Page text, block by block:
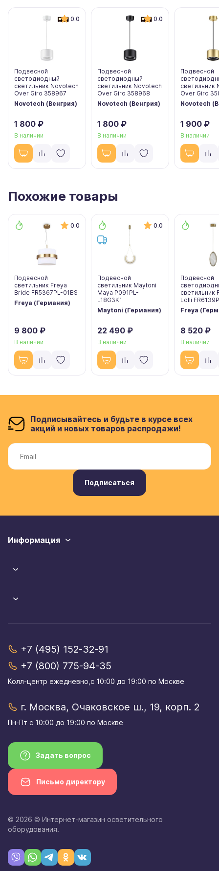
0.0
Подвесной
светодиодный
светильник Novotech
Over Giro 358967
Novotech (Венгрия)
1 800 ₽
В наличии
0.0
Подвесной
светодиодный
светильник Novotech
Over Giro 358968
Novotech (Венгрия)
1 800 ₽
В наличии
Подвесной
светильник
Over Giro
Novotech
1 900 ₽
В наличии
Похожие товары
0.0
Подвесной
светильник Freya
Bride FR5367PL-01BS
Freya (Германия)
9 800 ₽
В наличии
0.0
Подвесной
светильник Maytoni
Maya P091PL-
L18G3K1
Maytoni (Германия)
22 490 ₽
В наличии
Подвесной
светильник
Lolli
Freya
8 520 ₽
В наличии
Подписывайтесь и будьте в курсе всех
акций и новых товаров распродажи!
Подписаться
Информация
+7 (495) 152-32-91
+7 (800) 775-94-35
Колл-центр eжедневно,с 10:00 до 19:00 по Москве
г. Москва, Очаковское ш., 19, корп. 2
Пн-Пт с 10:00 до 19:00 по Москве
Задать вопрос
Письмо директору
© 2026 © Интернет-магазин осветительного
оборудования.